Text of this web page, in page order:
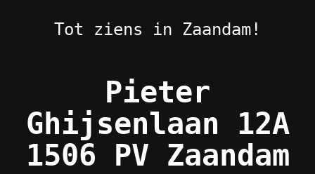
Tot ziens in Zaandam!
Pieter
Ghijsenlaan 12A
1506 PV Zaandam